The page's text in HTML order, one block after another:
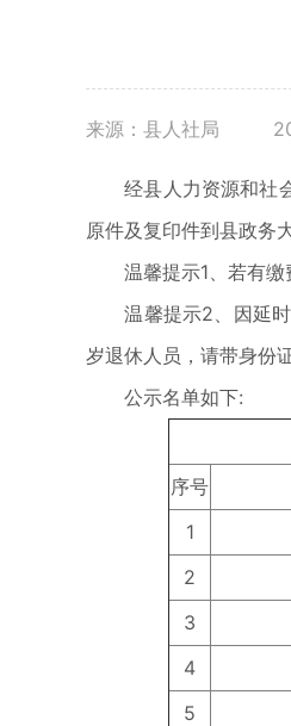
来源：县人社局
经县人力资源和社会
原件及复印件到县政务
温馨提示1、若有缴费
温馨提示2、因延时
岁退休人员，请带身份
公示名单如下:
序号
1
2
3
4
5